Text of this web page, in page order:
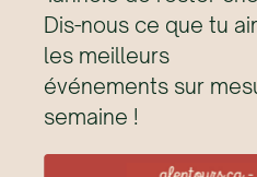
Dis-nous ce que tu
les meilleurs
événements sur
semaine !